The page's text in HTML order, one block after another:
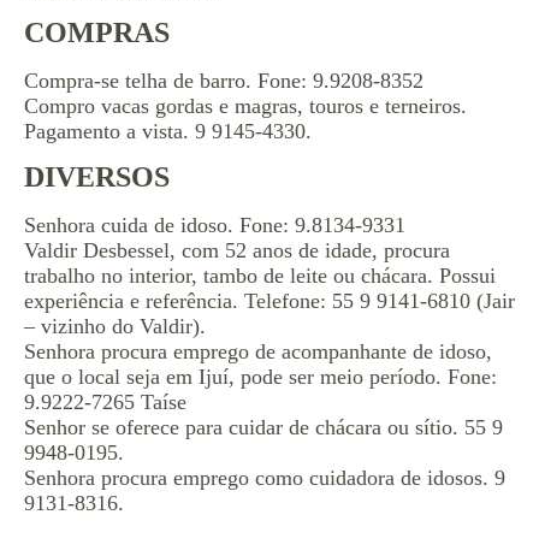
COMPRAS
Compra-se telha de barro. Fone: 9.9208-8352
Compro vacas gordas e magras, touros e terneiros.
Pagamento a vista. 9 9145-4330.
DIVERSOS
Senhora cuida de idoso. Fone: 9.8134-9331
Valdir Desbessel, com 52 anos de idade, procura
trabalho no interior, tambo de leite ou chácara. Possui
experiência e referência. Telefone: 55 9 9141-6810 (Jair
– vizinho do Valdir).
Senhora procura emprego de acompanhante de idoso,
que o local seja em Ijuí, pode ser meio período. Fone:
9.9222-7265 Taíse
Senhor se oferece para cuidar de chácara ou sítio. 55 9
9948-0195.
Senhora procura emprego como cuidadora de idosos. 9
9131-8316.